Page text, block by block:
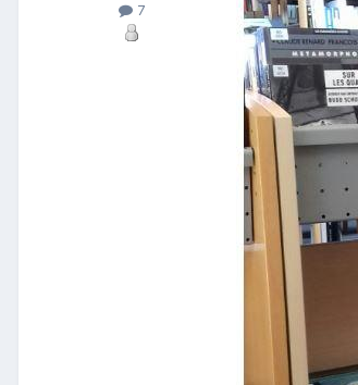
7